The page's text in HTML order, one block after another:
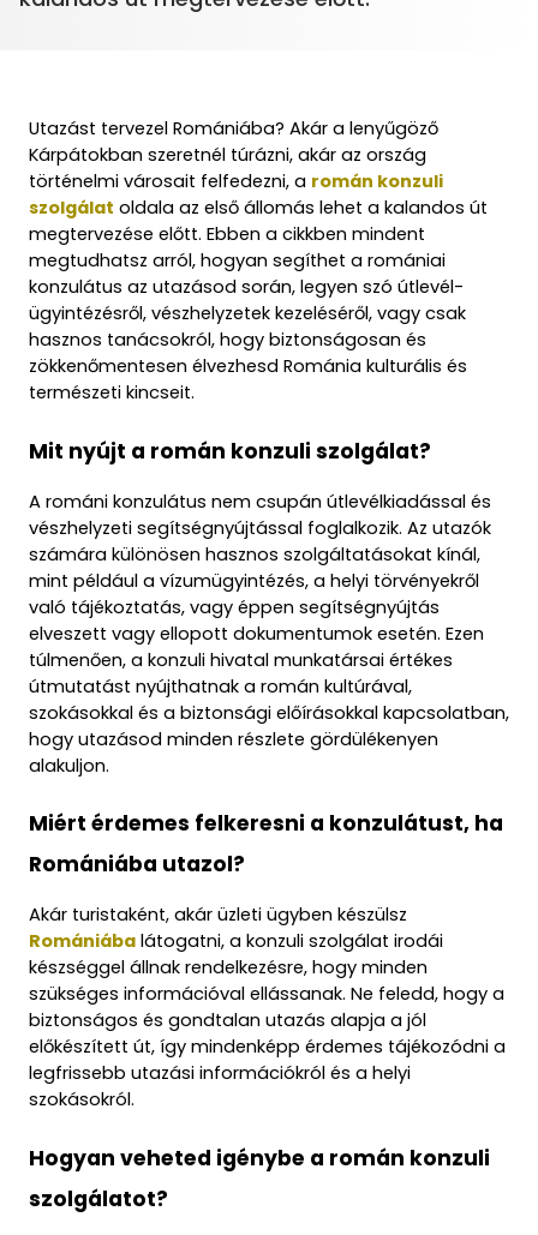
Utazást tervezel Romániába? Akár a lenyűgöző
Kárpátokban szeretnél túrázni, akár az ország
történelmi városait felfedezni, a román konzuli
szolgálat oldala az első állomás lehet a kalandos út
megtervezése előtt. Ebben a cikkben mindent
megtudhatsz arról, hogyan segíthet a romániai
konzulátus az utazásod során, legyen szó útlevél-
ügyintézésről, vészhelyzetek kezeléséről, vagy csak
hasznos tanácsokról, hogy biztonságosan és
zökkenőmentesen élvezhesd Románia kulturális és
természeti kincseit.
Mit nyújt a román konzuli szolgálat?
A románi konzulátus nem csupán útlevélkiadással és
vészhelyzeti segítségnyújtással foglalkozik. Az utazók
számára különösen hasznos szolgáltatásokat kínál,
mint például a vízumügyintézés, a helyi törvényekről
való tájékoztatás, vagy éppen segítségnyújtás
elveszett vagy ellopott dokumentumok esetén. Ezen
túlmenően, a konzuli hivatal munkatársai értékes
útmutatást nyújthatnak a román kultúrával,
szokásokkal és a biztonsági előírásokkal kapcsolatban,
hogy utazásod minden részlete gördülékenyen
alakuljon.
Miért érdemes felkeresni a konzulátust, ha
Romániába utazol?
Romániába látogatni, a konzuli szolgálat irodái
készséggel állnak rendelkezésre, hogy minden
szükséges információval ellássanak. Ne feledd, hogy a
biztonságos és gondtalan utazás alapja a jól
előkészített út, így mindenképp érdemes tájékozódni a
legfrissebb utazási információkról és a helyi
szokásokról.
Hogyan veheted igénybe a román konzuli
szolgálatot?